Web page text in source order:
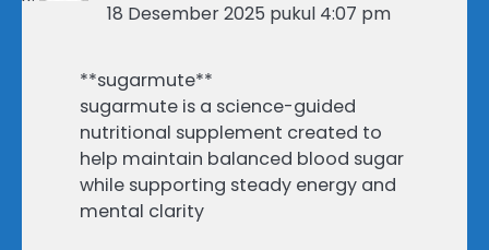
18 Desember 2025 pukul 4:07 pm
**sugarmute**
sugarmute is a science-guided
nutritional supplement created to
help maintain balanced blood sugar
while supporting steady energy and
mental clarity